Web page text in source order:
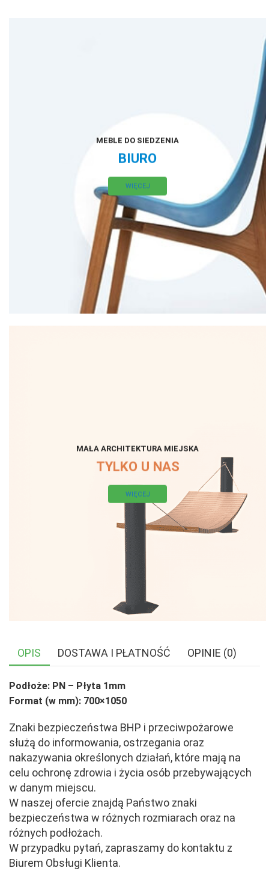
MEBLE DO SIEDZENIA
BIURO
WIĘCEJ
MAŁA ARCHITEKTURA MIEJSKA
TYLKO U NAS
WIĘCEJ
OPIS DOSTAWA I PŁATNOŚĆ OPINIE (0)
Podłoże: PN – Płyta 1mm
Format (w mm): 700×1050
Znaki bezpieczeństwa BHP i przeciwpożarowe
służą do informowania, ostrzegania oraz
nakazywania określonych działań, które mają na
celu ochronę zdrowia i życia osób przebywających
w danym miejscu.
W naszej ofercie znajdą Państwo znaki
bezpieczeństwa w różnych rozmiarach oraz na
różnych podłożach.
W przypadku pytań, zapraszamy do kontaktu z
Biurem Obsługi Klienta.